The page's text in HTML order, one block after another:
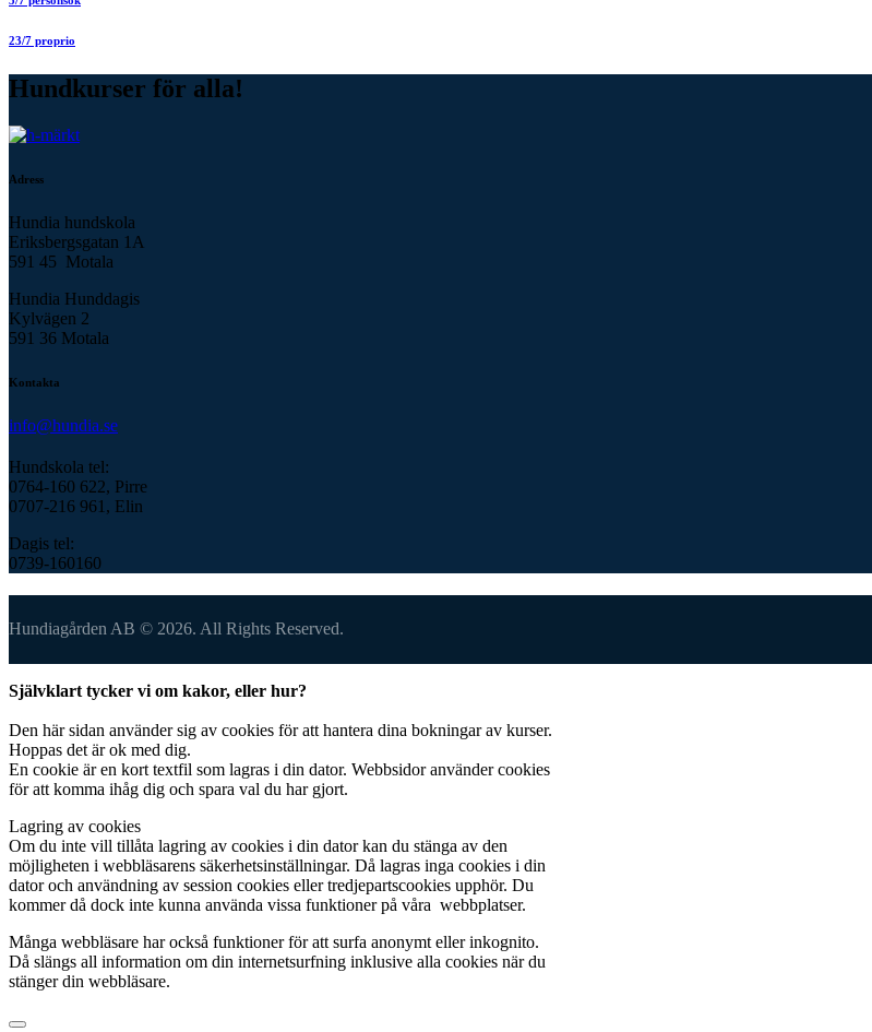
23/7 proprio
Hundkurser för alla!
Adress
Hundia hundskola
Eriksbergsgatan 1A
591 45 Motala
Hundia Hunddagis
Kylvägen 2
591 36 Motala
Kontakta
info@hundia.se
Hundskola tel:
0764-160 622, Pirre
0707-216 961, Elin
Dagis tel:
0739-160160
Hundiagården AB © 2026. All Rights Reserved.
Självklart tycker vi om kakor, eller hur?
Den här sidan använder sig av cookies för att hantera dina bokningar av kurser.
Hoppas det är ok med dig.
En cookie är en kort textfil som lagras i din dator. Webbsidor använder cookies
för att komma ihåg dig och spara val du har gjort.
Lagring av cookies
Om du inte vill tillåta lagring av cookies i din dator kan du stänga av den
möjligheten i webbläsarens säkerhetsinställningar. Då lagras inga cookies i din
dator och användning av session cookies eller tredjepartscookies upphör. Du
kommer då dock inte kunna använda vissa funktioner på våra webbplatser.
Många webbläsare har också funktioner för att surfa anonymt eller inkognito.
Då slängs all information om din internetsurfning inklusive alla cookies när du
stänger din webbläsare.